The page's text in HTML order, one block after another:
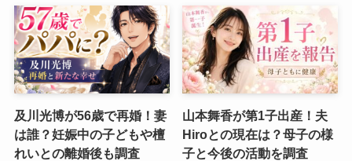
及川光博が56歳で再婚！妻
は誰？妊娠中の子どもや檀
れいとの離婚後も調査
山本舞香が第1子出産！夫
Hiroとの現在は？母子の様
子と今後の活動を調査